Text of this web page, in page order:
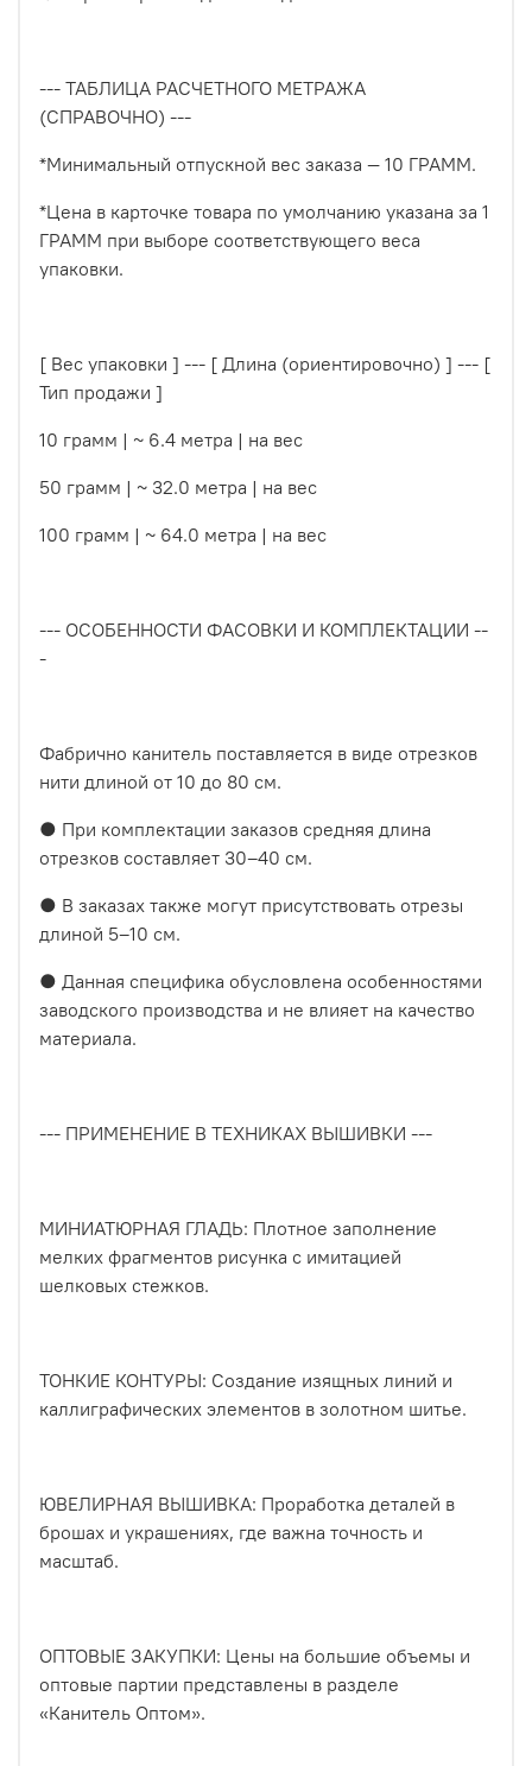
--- ТАБЛИЦА РАСЧЕТНОГО МЕТРАЖА
(СПРАВОЧНО) ---
*Минимальный отпускной вес заказа — 10 ГРАММ.
*Цена в карточке товара по умолчанию указана за 1
ГРАММ при выборе соответствующего веса
упаковки.
[ Вес упаковки ] --- [ Длина (ориентировочно) ] --- [
Тип продажи ]
10 грамм | ~ 6.4 метра | на вес
50 грамм | ~ 32.0 метра | на вес
100 грамм | ~ 64.0 метра | на вес
--- ОСОБЕННОСТИ ФАСОВКИ И КОМПЛЕКТАЦИИ --
-
Фабрично канитель поставляется в виде отрезков
нити длиной от 10 до 80 см.
● При комплектации заказов средняя длина
отрезков составляет 30–40 см.
● В заказах также могут присутствовать отрезы
длиной 5–10 см.
● Данная специфика обусловлена особенностями
заводского производства и не влияет на качество
материала.
--- ПРИМЕНЕНИЕ В ТЕХНИКАХ ВЫШИВКИ ---
МИНИАТЮРНАЯ ГЛАДЬ: Плотное заполнение
мелких фрагментов рисунка с имитацией
шелковых стежков.
ТОНКИЕ КОНТУРЫ: Создание изящных линий и
каллиграфических элементов в золотном шитье.
ЮВЕЛИРНАЯ ВЫШИВКА: Проработка деталей в
брошах и украшениях, где важна точность и
масштаб.
ОПТОВЫЕ ЗАКУПКИ: Цены на большие объемы и
оптовые партии представлены в разделе
«Канитель Оптом».